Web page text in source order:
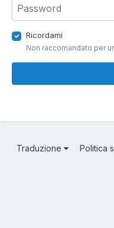
Ricordami
Non raccomandato per
Traduzione Politica